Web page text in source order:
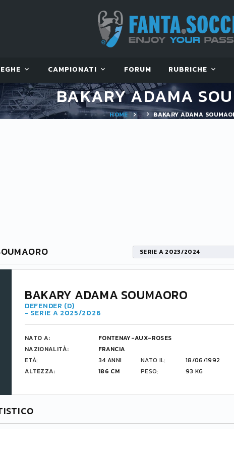
CAMPIONATI FORUM RUBRICHE
BAKARY ADAMA
HOME BAKARY ADAMA
SERIE A 2023/2024
BAKARY ADAMA SOUMAORO
DEFENDER (D)
- SERIE A 2025/2026
NATO A:
FONTENAY-AUX-ROSES
NAZIONALITÀ:
FRANCIA
ETÀ:
34 ANNI NATO IL:
18/06/1992
ALTEZZA:
186 CM PESO: 93 KG